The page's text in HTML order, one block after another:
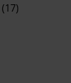
(17)